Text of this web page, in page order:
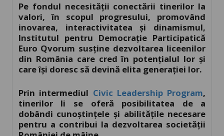
Pe fondul necesității conectării tinerilor la
valori, în scopul progresului, promovând
inovarea, interactivitatea și dinamismul,
Institutul pentru Democrație Participatică
Euro Qvorum susține dezvoltarea liceenilor
din România care cred în potențialul lor și
care își doresc să devină elita generației lor.
Prin intermediul Civic Leadership Program,
tinerilor li se oferă posibilitatea de a
dobândi cunoștințele și abilitățile necesare
pentru a contribui la dezvoltarea societății